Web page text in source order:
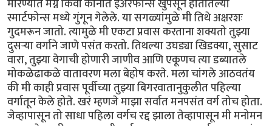
मारण्यात मग्न किंवा कानात इअरफोन्स खुपसून हातातल्या
स्मार्टफोन्स मध्ये गुंगून गेलेले. या सगळ्यांमुळे मी तिथे अक्षरशः
गुदमरून जातो. त्यामुळे मी एकटा प्रवास करताना शक्यतो तुझ्या
दुसऱ्या वर्गाने जाणे पसंत करतो. तिथल्या उघड्या खिडक्या, सुसाट
वारा, तुझ्या वेगाची होणारी जाणीव आणि एकूणच त्या डब्यातले
मोकळेढाकळे वातावरण मला बेहोष करते. मला चांगले आठवतंय
की मी काही प्रवास पूर्वीच्या तुझ्या बिगरवातानुकुलीत पहिल्या
वर्गातून केले होते. खरं म्हणजे माझा सर्वात मनपसंत वर्ग तोच होता.
जेव्हापासून तो साधा पहिला वर्गच रद्द झाला तेव्हापासून मी मनोमन